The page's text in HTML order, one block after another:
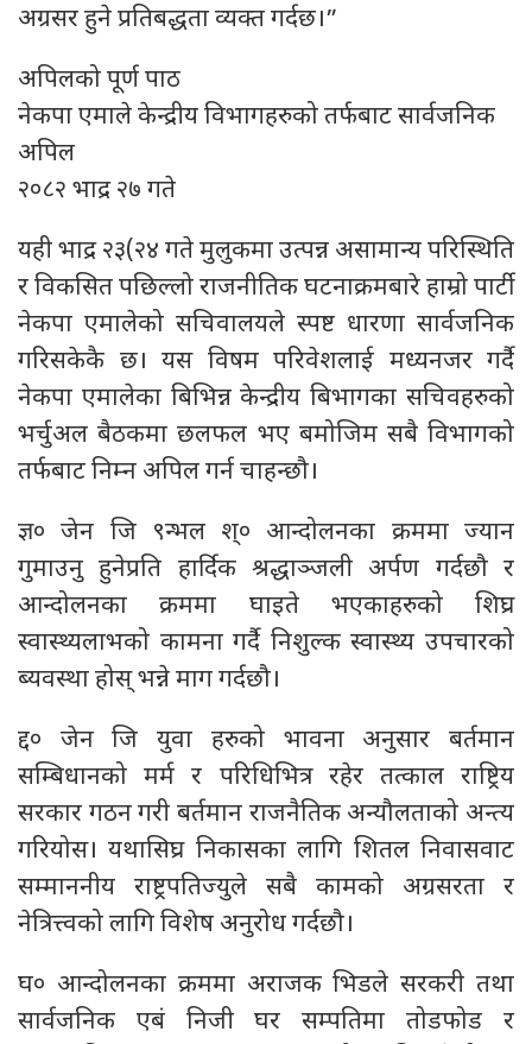
अग्रसर हुने प्रतिबद्धता व्यक्त गर्दछ।”
अपिलको पूर्ण पाठ
नेकपा एमाले केन्द्रीय विभागहरुको तर्फबाट सार्वजनिक
अपिल
२०८२ भाद्र २७ गते
यही भाद्र २३(२४ गते मुलुकमा उत्पन्न असामान्य परिस्थिति
र विकसित पछिल्लो राजनीतिक घटनाक्रमबारे हाम्रो पार्टी
नेकपा एमालेको सचिवालयले स्पष्ट धारणा सार्वजनिक
गरिसकेकै छ। यस विषम परिवेशलाई मध्यनजर गर्दै
नेकपा एमालेका बिभिन्न केन्द्रीय बिभागका सचिवहरुको
भर्चुअल बैठकमा छलफल भए बमोजिम सबै विभागको
तर्फबाट निम्न अपिल गर्न चाहन्छौ।
ज्ञ० जेन जि ९न्भल श्० आन्दोलनका क्रममा ज्यान
गुमाउनु हुनेप्रति हार्दिक श्रद्धाञ्जली अर्पण गर्दछौ र
आन्दोलनका क्रममा घाइते भएकाहरुको शिघ्र
स्वास्थ्यलाभको कामना गर्दै निशुल्क स्वास्थ्य उपचारको
ब्यवस्था होस् भन्ने माग गर्दछौ।
द्द० जेन जि युवा हरुको भावना अनुसार बर्तमान
सम्बिधानको मर्म र परिधिभित्र रहेर तत्काल राष्ट्रिय
सरकार गठन गरी बर्तमान राजनैतिक अन्यौलताको अन्त्य
गरियोस। यथासिघ्र निकासका लागि शितल निवासवाट
सम्माननीय राष्ट्रपतिज्युले सबै कामको अग्रसरता र
नेत्रित्त्वको लागि विशेष अनुरोध गर्दछौ।
घ० आन्दोलनका क्रममा अराजक भिडले सरकरी तथा
सार्वजनिक एबं निजी घर सम्पतिमा तोडफोड र